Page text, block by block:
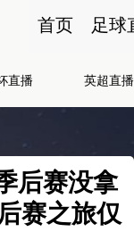
首页 足球
直播 英超直播
后赛没拿
赛之旅仅